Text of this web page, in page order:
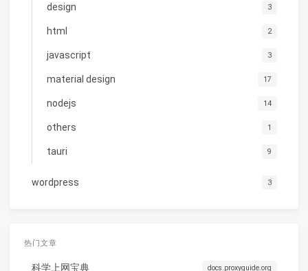
design 3
html 2
javascript 3
material design 17
nodejs 14
others 1
tauri 9
wordpress 3
热门文章
科学上网宝典 docs.proxyguide.org